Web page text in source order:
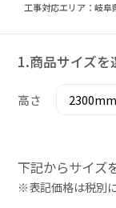
工事対応エリア：岐阜
1.商品サイズを
高さ
下記からサイズ
※表記価格は税別